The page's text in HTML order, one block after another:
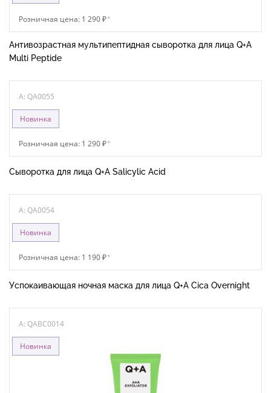
Розничная цена: 1 290 ₽*
Антивозрастная мультипептидная сыворотка для лица Q+A
Multi Peptide
A: QA0055
Новинка
Розничная цена: 1 290 ₽*
Сыворотка для лица Q+A Salicylic Acid
A: QA0054
Новинка
Розничная цена: 1 190 ₽*
Успокаивающая ночная маска для лица Q+A Cica Overnight
A: QABC0014
Новинка